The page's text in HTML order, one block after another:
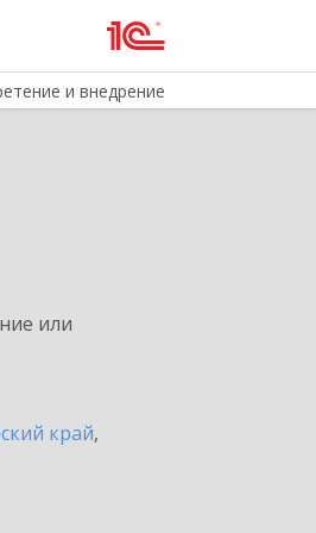
и внедрение
или
край,